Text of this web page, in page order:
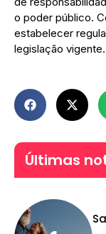
o poder público.
estabelecer
legislação vigente.
Últimas